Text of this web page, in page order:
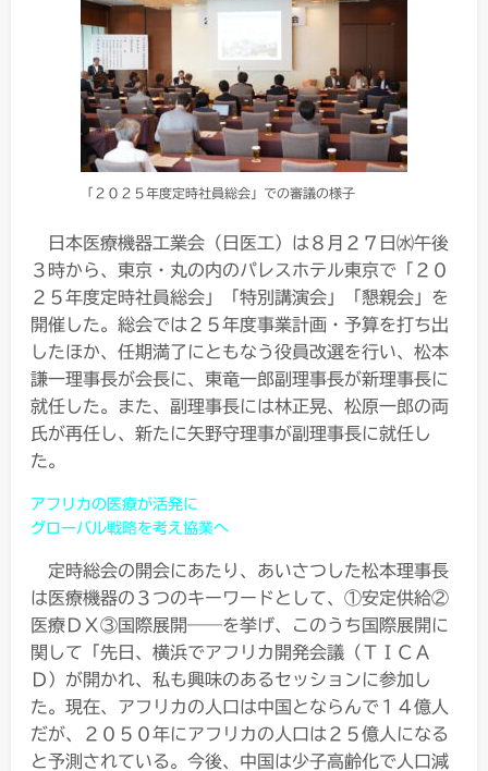
「２０２５年度定時社員総会」での審議の様子
日本医療機器工業会（日医工）は８月２７日㈬午後
３時から、東京・丸の内のパレスホテル東京で「２０
２５年度定時社員総会」「特別講演会」「懇親会」を
開催した。総会では２５年度事業計画・予算を打ち出
したほか、任期満了にともなう役員改選を行い、松本
謙一理事長が会長に、東竜一郎副理事長が新理事長に
就任した。また、副理事長には林正晃、松原一郎の両
氏が再任し、新たに矢野守理事が副理事長に就任し
た。
アフリカの医療が活発に
グローバル戦略を考え協業へ
定時総会の開会にあたり、あいさつした松本理事長
は医療機器の３つのキーワードとして、①安定供給②
医療ＤＸ③国際展開――を挙げ、このうち国際展開に
関して「先日、横浜でアフリカ開発会議（ＴＩＣＡ
Ｄ）が開かれ、私も興味のあるセッションに参加し
た。現在、アフリカの人口は中国とならんで１４億人
だが、２０５０年にアフリカの人口は２５億人になる
と予測されている。今後、中国は少子高齢化で人口減